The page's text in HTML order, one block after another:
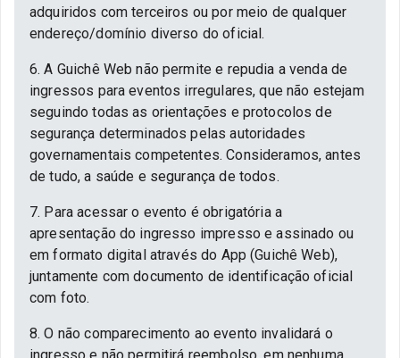
adquiridos com terceiros ou por meio de qualquer
endereço/domínio diverso do oficial.
6. A Guichê Web não permite e repudia a venda de
ingressos para eventos irregulares, que não estejam
seguindo todas as orientações e protocolos de
segurança determinados pelas autoridades
governamentais competentes. Consideramos, antes
de tudo, a saúde e segurança de todos.
7. Para acessar o evento é obrigatória a
apresentação do ingresso impresso e assinado ou
em formato digital através do App (Guichê Web),
juntamente com documento de identificação oficial
com foto.
8. O não comparecimento ao evento invalidará o